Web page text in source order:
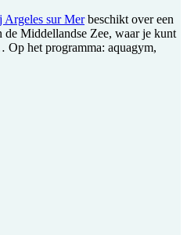
Argeles sur Merbeschikt over een
de Middellandse Zee, waar je kunt
Op het programma: aquagym,